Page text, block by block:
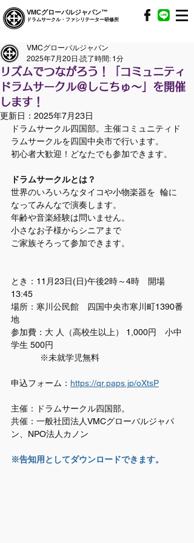
VMCグローバルジャパン™
ドラムサークル・ファシリテーター研修所
リズムでつながろう！「コミュニティ
ドラムサークル＠しこちゅ～」を開催
します！
VMCグローバルジャパン
2025年7月20日 読了時間: 1分
更新日： 2025年7月23日
ドラムサークル四国部。主催コミュニティド
ラムサークルを四国中央市で行います。
初心者大歓迎！どなたでも参加できます。
ドラムサークルとは？
世界のいろいろなタイコや小物楽器を  輪に
なってみんなで演奏します。
年齢や音楽経験は問いません。
小さなお子様からシニアまで
ご家族そろって参加できます。
と き：11月23日(日)午後2時～4時　開場
13:45
場所：寒川公民館　四国中央市寒川町1390番
地
参加費：大 人（高校生以上） 1,000円　小中
学生 500円
※未就学児無料
申込フォーム： https://qr.paps.jp/oXtsP
主催：ドラムサークル四国部。
共催：一般社団法人VMCグローバルジャパ
ン、NPO法人カノン
※告知用としてダウンロードできます。